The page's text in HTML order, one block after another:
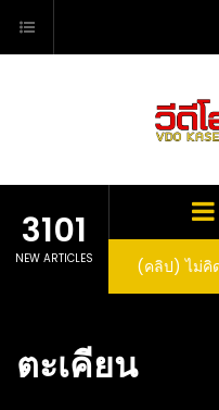
content
3101
NEW ARTICLES
(คลิป) ไม่คิ
ลูกโตและ
ตะเคียน